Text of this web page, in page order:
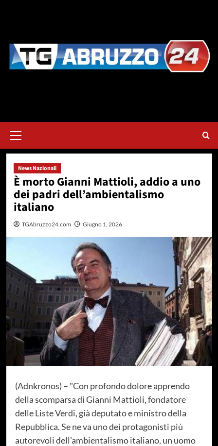
principale
News Nazionali
È morto Gianni Mattioli, addio a uno
dei padri dell’ambientalismo
italiano
TGAbruzzo24.com Giugno 1, 2026
(Adnkronos) – "Con profondo dolore apprendo
della scomparsa di Gianni Mattioli, fondatore
delle Liste Verdi, già deputato e ministro della
Repubblica. Se ne va uno dei protagonisti più
autorevoli dell’ambientalismo italiano, un uomo